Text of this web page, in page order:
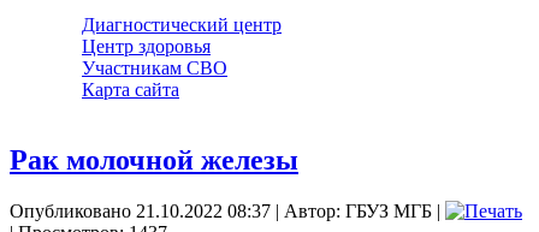
Диагностический центр
Центр здоровья
Участникам СВО
Карта сайта
Рак молочной железы
Опубликовано 21.10.2022 08:37 | Автор: ГБУЗ МГБ |